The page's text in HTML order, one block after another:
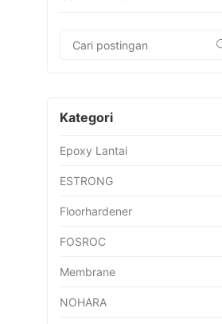
Kategori
Epoxy Lantai
ESTRONG
Floorhardener
FOSROC
Membrane
NOHARA